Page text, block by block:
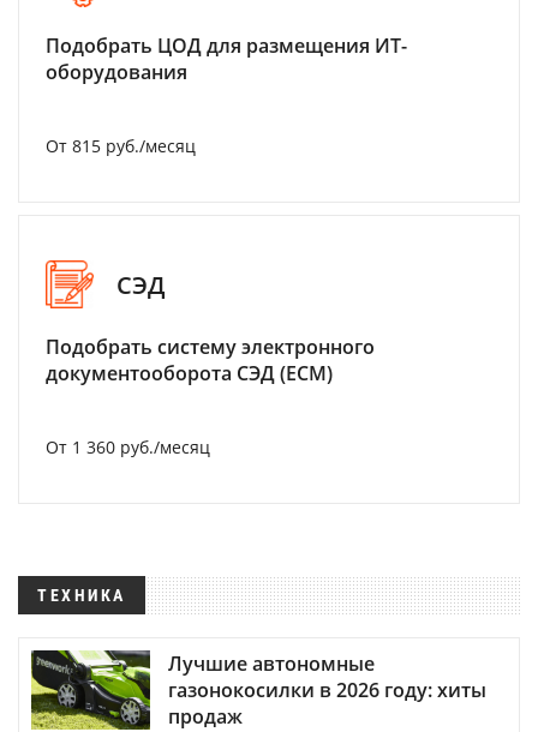
Подобрать ЦОД для размещения ИТ-
оборудования
От 815 руб./месяц
СЭД
Подобрать систему электронного
документооборота СЭД (ECM)
От 1 360 руб./месяц
ТЕХНИКА
Лучшие автономные
газонокосилки в 2026 году: хиты
продаж